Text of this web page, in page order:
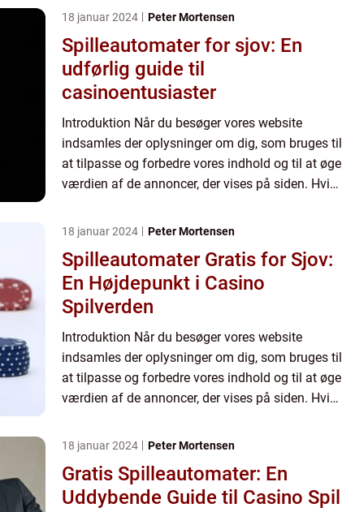
18 januar 2024 Peter Mortensen
Spilleautomater for sjov: En
udførlig guide til
casinoentusiaster
Introduktion Når du besøger vores website
indsamles der oplysninger om dig, som bruges til
at tilpasse og forbedre vores indhold og til at øge
værdien af de annoncer, der vises på siden. Hvis
du slett...
18 januar 2024 Peter Mortensen
Spilleautomater Gratis for Sjov:
En Højdepunkt i Casino
Spilverden
Introduktion Når du besøger vores website
indsamles der oplysninger om dig, som bruges til
at tilpasse og forbedre vores indhold og til at øge
værdien af de annoncer, der vises på siden. Hvis
du slett...
18 januar 2024 Peter Mortensen
Gratis Spilleautomater: En
Uddybende Guide til Casino Spil